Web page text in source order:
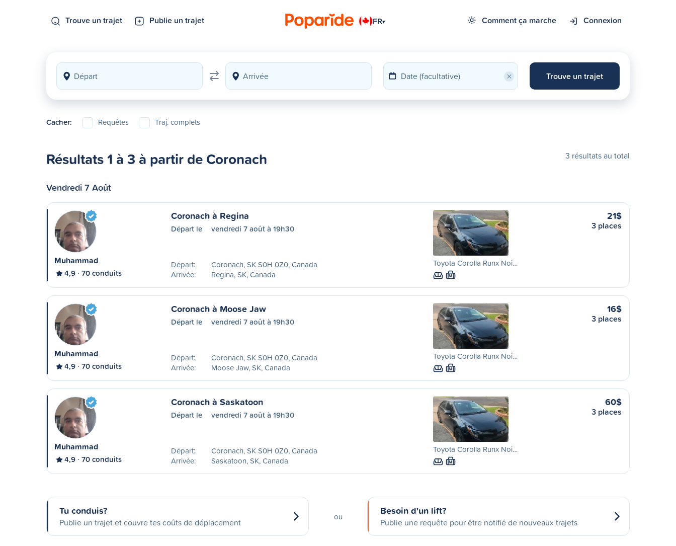
Trouve un trajet Publie un trajet FR▾ Comment ça marche Connexion
× Trouve un trajet
Cacher: Requêtes Traj. complets
Résultats 1 à 3 à partir de Coronach 3 résultats au total
Vendredi 7 Août
Muhammad
4,9 70 conduits
Coronach à Regina
Départ le vendredi 7 août à 19h30
Départ:
Coronach, SK S0H 0Z0, Canada
Arrivée:
Regina, SK, Canada
Toyota Corolla Runx Noi…
M
21$
3 places
Muhammad
4,9 70 conduits
Coronach à Moose Jaw
Départ le vendredi 7 août à 19h30
Départ:
Coronach, SK S0H 0Z0, Canada
Arrivée:
Moose Jaw, SK, Canada
Toyota Corolla Runx Noi…
M
16$
3 places
Muhammad
4,9 70 conduits
Coronach à Saskatoon
Départ le vendredi 7 août à 19h30
Départ:
Coronach, SK S0H 0Z0, Canada
Arrivée:
Saskatoon, SK, Canada
Toyota Corolla Runx Noi…
M
60$
3 places
Tu conduis?
Publie un trajet et couvre tes coûts de déplacement
ou Besoin d'un lift?
Publie une requête pour être notifié de nouveaux trajets